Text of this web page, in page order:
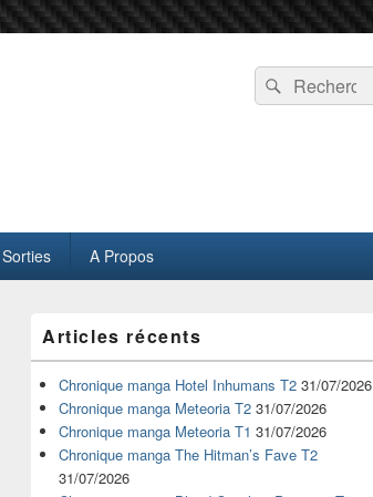
Recherche :
Rechercher
Sorties A Propos
principale
de
widget
pour
barre
latérale
Articles récents
Chronique manga Hotel Inhumans T2 31/07/2026
Chronique manga Meteoria T2 31/07/2026
Chronique manga Meteoria T1 31/07/2026
Chronique manga The Hitman’s Fave T2
31/07/2026